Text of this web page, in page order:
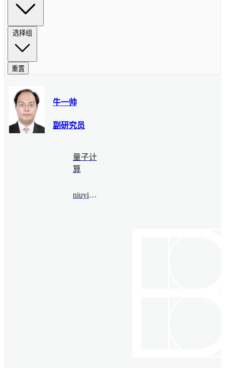
选择组
重置
牛一帅
副研究员
量子计
算
niuyishuai@bimsa.cn